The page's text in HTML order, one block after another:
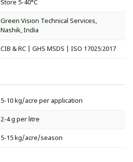
Store 5-40°C
Green Vision Technical Services,
Nashik, India
CIB & RC | GHS MSDS | ISO 17025:2017
5-10 kg/acre per application
2-4 g per litre
5-15 kg/acre/season